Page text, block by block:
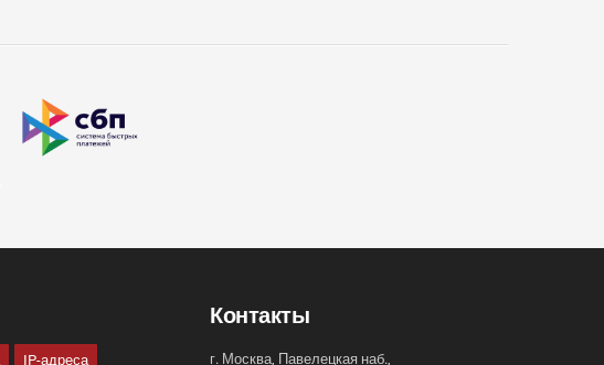
IP-адреса
Контакты
г. Москва, Павелецкая наб.,